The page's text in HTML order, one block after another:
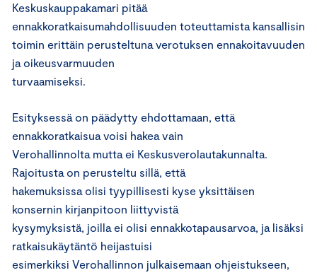
Keskuskauppakamari pitää
ennakkoratkaisumahdollisuuden toteuttamista kansallisin
toimin erittäin perusteltuna verotuksen ennakoitavuuden
ja oikeusvarmuuden
turvaamiseksi.
Esityksessä on päädytty ehdottamaan, että
ennakkoratkaisua voisi hakea vain
Verohallinnolta mutta ei Keskusverolautakunnalta.
Rajoitusta on perusteltu sillä, että
hakemuksissa olisi tyypillisesti kyse yksittäisen
konsernin kirjanpitoon liittyvistä
kysymyksistä, joilla ei olisi ennakkotapausarvoa, ja lisäksi
ratkaisukäytäntö heijastuisi
esimerkiksi Verohallinnon julkaisemaan ohjeistukseen,